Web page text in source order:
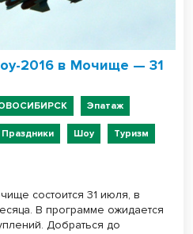
2016 в Мочище — 31
Эпатаж
Праздники Шоу Туризм
состоится 31 июля, в
В программе ожидается
Добраться до